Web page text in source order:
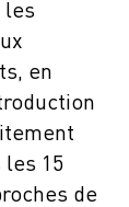
les
en
les 15
de